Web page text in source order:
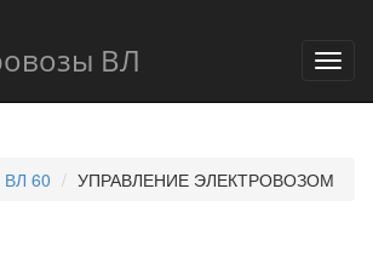
ВЛ
ВЛ 60 УПРАВЛЕНИЕ ЭЛЕКТРОВОЗОМ